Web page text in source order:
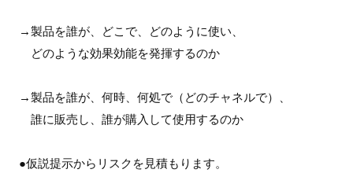
→製品を誰が、どこで、どのように使い、
どのような効果効能を発揮するのか
→製品を誰が、何時、何処で（どのチャネルで）、
誰に販売し、誰が購入して使用するのか
●仮説提示からリスクを見積もります。